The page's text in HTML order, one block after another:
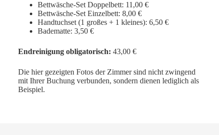
Bettwäsche-Set Doppelbett: 11,00 €
Bettwäsche-Set Einzelbett: 8,00 €
Handtuchset (1 großes + 1 kleines): 6,50 €
Badematte: 3,50 €
Endreinigung obligatorisch: 43,00 €
Die hier gezeigten Fotos der Zimmer sind nicht zwingend
mit Ihrer Buchung verbunden, sondern dienen lediglich als
Beispiel.